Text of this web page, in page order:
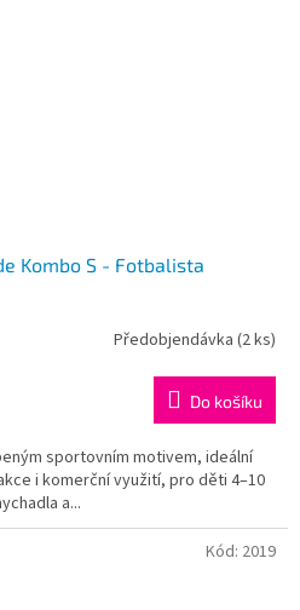
Kombo S - Fotbalista
Předobjendávka (2 ks)
Do košíku
sportovním motivem, ideální
i komerční využití, pro děti 4–10
a...
Kód: 2019